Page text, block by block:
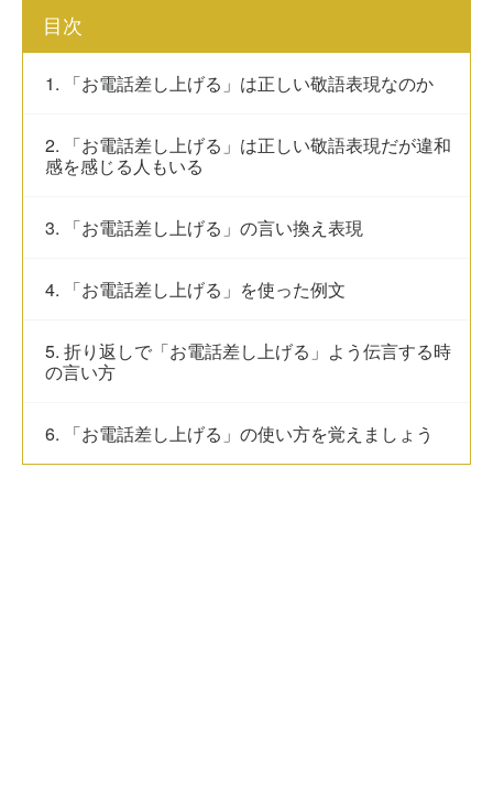
目次
1. 「お電話差し上げる」は正しい敬語表現なのか
2. 「お電話差し上げる」は正しい敬語表現だが違和
感を感じる人もいる
3. 「お電話差し上げる」の言い換え表現
4. 「お電話差し上げる」を使った例文
5. 折り返しで「お電話差し上げる」よう伝言する時
の言い方
6. 「お電話差し上げる」の使い方を覚えましょう